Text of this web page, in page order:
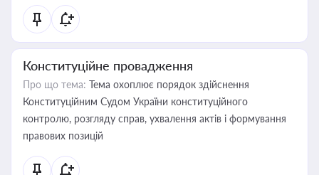
Конституційне провадження
Про що тема: Тема охоплює порядок здійснення
Конституційним Судом України конституційного
контролю, розгляду справ, ухвалення актів і формування
правових позицій